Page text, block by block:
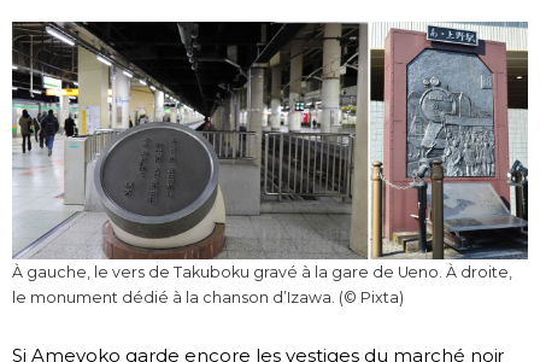
À gauche, le vers de Takuboku gravé à la gare de Ueno. À droite,
le monument dédié à la chanson d’Izawa. (© Pixta)
Si Ameyoko garde encore les vestiges du marché noir